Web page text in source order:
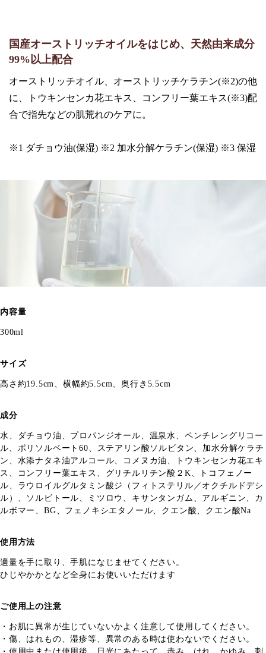
国産オーストリッチオイルをはじめ、天然由来成分
99%以上配合
オーストリッチオイル、オーストリッチケラチン(※2)の他
に、トウキンセンカ花エキス、コンフリー葉エキス(※3)配
合で指先などの肌荒れのケアに。
※1 ダチョウ油(保湿) ※2 加水分解ケラチン(保湿) ※3 保湿
内容量
300ml
サイズ
高さ約19.5cm、横幅約5.5cm、奥行き5.5cm
成分
水、ダチョウ油、プロパンジオール、温泉水、ペンチレングリコー
ル、ポリソルベート60、ステアリン酸ソルビタン、加水分解ケラチ
ン、水添ナタネ油アルコール、コメヌカ油、トウキンセンカ花エキ
ス、コンフリー葉エキス、グリチルリチン酸２K、トコフェノー
ル、ラウロイルグルタミン酸ジ（フィトステリル／オクチルドデシ
ル）、ソルビトール、ミツロウ、キサンタンガム、アルギニン、カ
ルボマー、BG、フェノキシエタノール、クエン酸、クエン酸Na
使用方法
適量を手に取り、手肌になじませてください。
ひじやかかとなど全身にお使いいただけます
ご使用上の注意
・お肌に異常が生じていないかよく注意して使用してください。
・傷、はれもの、湿疹等、異常のある時は使わないでください。